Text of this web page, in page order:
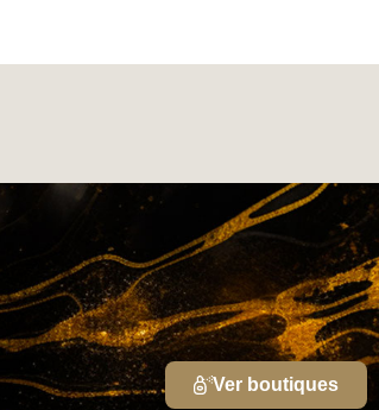
Ver boutiques